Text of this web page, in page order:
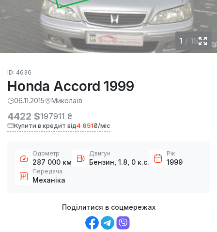
1 / 15
ID: 4636
Honda Accord 1999
06.11.2015 Миколаїв
4422 $197911 ₴
Купити в кредит від4 651₴/міс
Одометр
287 000 км
Двигун
Бензин, 1.8, 0 к.с.
Рік
1999
Передача
Механіка
Поділитися в соцмережах